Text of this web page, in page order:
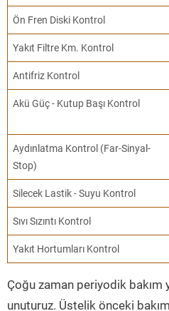
Ön Fren Diski Kontrol
Yakıt Filtre Km. Kontrol
Antifriz Kontrol
Akü Güç - Kutup Başı Kontrol
Aydınlatma Kontrol (Far-Sinyal-
Stop)
Silecek Lastik - Suyu Kontrol
Sıvı Sızıntı Kontrol
Yakıt Hortumları Kontrol
Çoğu zaman periyodik bakım
unuturuz. Üstelik önceki